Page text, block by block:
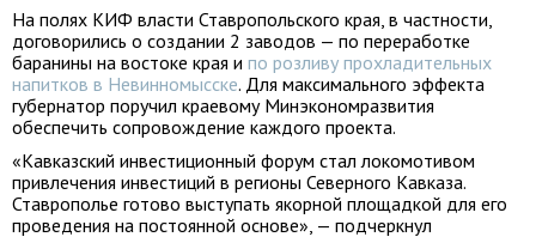
На полях КИФ власти Ставропольского края, в частности,
договорились о создании 2 заводов — по переработке
баранины на востоке края и по розливу прохладительных
напитков в Невинномысске. Для максимального эффекта
губернатор поручил краевому Минэкономразвития
обеспечить сопровождение каждого проекта.
«Кавказский инвестиционный форум стал локомотивом
привлечения инвестиций в регионы Северного Кавказа.
Ставрополье готово выступать якорной площадкой для его
проведения на постоянной основе», — подчеркнул